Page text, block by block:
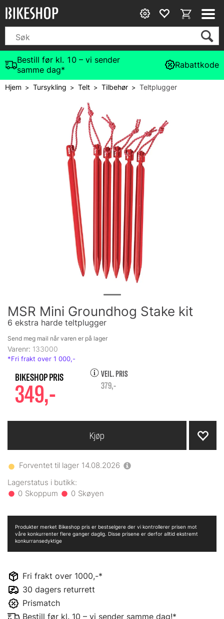
Bestill før kl. 10 – vi sender
samme dag*
Rabattkode
Hjem>Tursykling >Telt>Tilbehør>Teltplugger
MSR Mini Groundhog Stake kit
6 ekstra harde teltplugger
Varenr: 133000
349,-
VEIL. PRIS
379,-
Forventet til lager 14.08.2026
0 0
Kjøp
Fri frakt over 1000,-*
30 dagers returrett
Prismatch
Bestill før kl. 10 – vi sender samme dag!*
Send meg mail når varen er på lager
Produkter merket Bikeshop pris er bestselgere der vi kontrollerer prisen mot
våre konkurrenter flere ganger daglig. Disse prisene er derfor alltid ekstremt
konkurransedyktige